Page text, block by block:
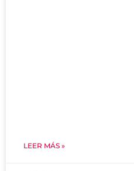
LEER MÁS »